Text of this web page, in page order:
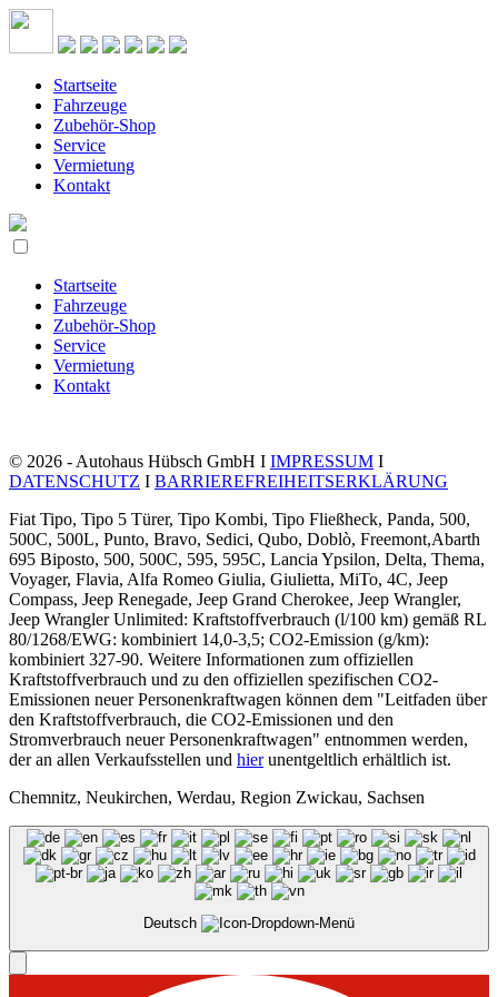
Startseite
Fahrzeuge
Zubehör-Shop
Service
Vermietung
Kontakt
Startseite
Fahrzeuge
Zubehör-Shop
Service
Vermietung
Kontakt
© 2026 - Autohaus Hübsch GmbH I IMPRESSUM I
DATENSCHUTZ I BARRIEREFREIHEITSERKLÄRUNG
Fiat Tipo, Tipo 5 Türer, Tipo Kombi, Tipo Fließheck, Panda, 500,
500C, 500L, Punto, Bravo, Sedici, Qubo, Doblò, Freemont,Abarth
695 Biposto, 500, 500C, 595, 595C, Lancia Ypsilon, Delta, Thema,
Voyager, Flavia, Alfa Romeo Giulia, Giulietta, MiTo, 4C, Jeep
Compass, Jeep Renegade, Jeep Grand Cherokee, Jeep Wrangler,
Jeep Wrangler Unlimited: Kraftstoffverbrauch (l/100 km) gemäß RL
80/1268/EWG: kombiniert 14,0-3,5; CO2-Emission (g/km):
kombiniert 327-90. Weitere Informationen zum offiziellen
Kraftstoffverbrauch und zu den offiziellen spezifischen CO2-
Emissionen neuer Personenkraftwagen können dem "Leitfaden über
den Kraftstoffverbrauch, die CO2-Emissionen und den
Stromverbrauch neuer Personenkraftwagen" entnommen werden,
der an allen Verkaufsstellen und hierunentgeltlich erhältlich ist.
Chemnitz, Neukirchen, Werdau, Region Zwickau, Sachsen
Deutsch